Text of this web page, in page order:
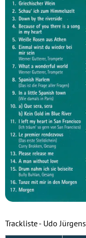
Trackliste - Udo Jürgens